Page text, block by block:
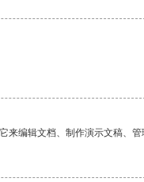
编辑文档、制作演示文稿、管